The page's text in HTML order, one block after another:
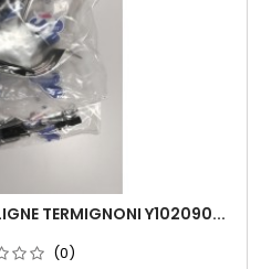
TERMIGNONI Y102090...
(0)